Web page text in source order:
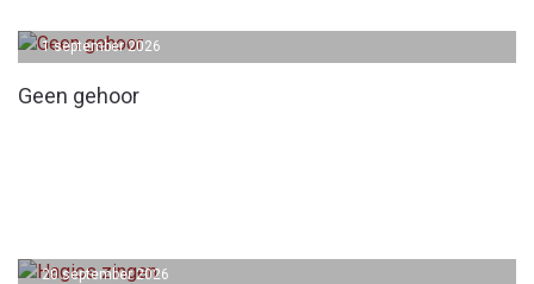
Geen gehoor
1 september 2026
20 september 2026